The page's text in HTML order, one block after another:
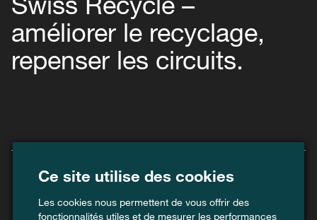
améliorer le recyclage,
repenser les circuits.
Ce site utilise des cookies
Les cookies nous permettent de vous offrir des
fonctionnalités utiles et de mesurer les performances